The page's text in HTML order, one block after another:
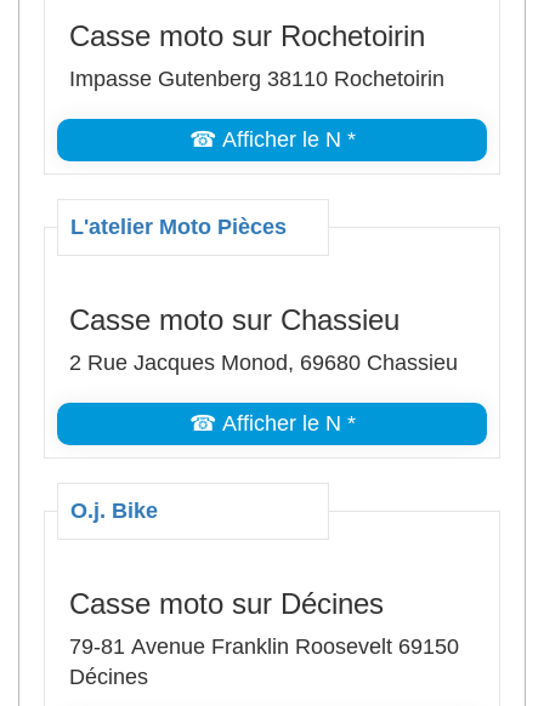
Casse moto sur Rochetoirin
Impasse Gutenberg 38110 Rochetoirin
☎ Afficher le N *
L'atelier Moto Pièces
Casse moto sur Chassieu
2 Rue Jacques Monod, 69680 Chassieu
☎ Afficher le N *
O.j. Bike
Casse moto sur Décines
79-81 Avenue Franklin Roosevelt 69150
Décines